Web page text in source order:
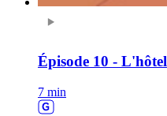
Épisode 10 - L'hôtel
7 min